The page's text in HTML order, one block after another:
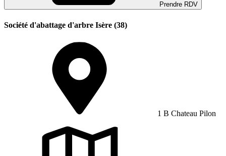
Prendre RDV
Société d'abattage d'arbre Isère (38)
1 B Chateau Pilon